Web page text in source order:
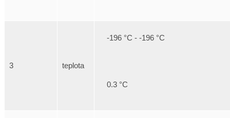
3 teplota
-196 °C - -196 °C
0.3 °C